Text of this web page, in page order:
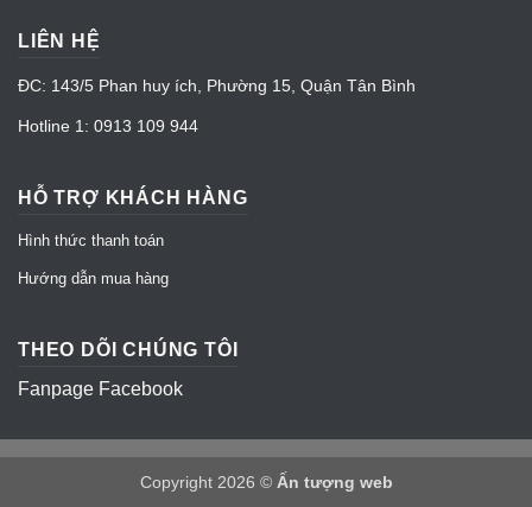
LIÊN HỆ
ĐC: 143/5 Phan huy ích, Phường 15, Quận Tân Bình
Hotline 1: 0913 109 944
HỖ TRỢ KHÁCH HÀNG
Hình thức thanh toán
Hướng dẫn mua hàng
THEO DÕI CHÚNG TÔI
Fanpage Facebook
Copyright 2026 © Ấn tượng web